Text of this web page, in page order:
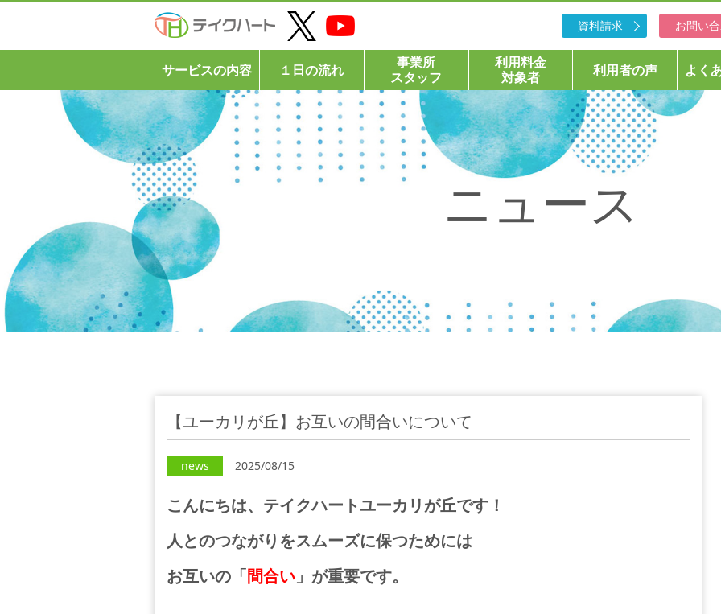
資料請求 お問い
サービスの内容 １日の流れ
事業所
スタッフ
利用料金
対象者
利用者の声 よく
ニュース
【ユーカリが丘】お互いの間合いについて
news 2025/08/15
こんにちは、テイクハートユーカリが丘です！
人とのつながりをスムーズに保つためには
お互いの「間合い 」が重要です。